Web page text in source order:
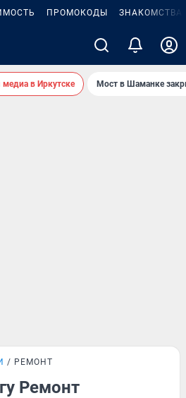
ПРОМОКОДЫ ЗНАКОМСТВА
медиа в Иркутске Мост в Шаманке
РЕМОНТ
Ремонт